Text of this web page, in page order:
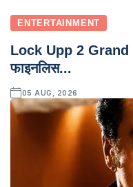
ENTERTAINMENT
Lock Upp 2
फाइनलिस...
05 AUG, 2026